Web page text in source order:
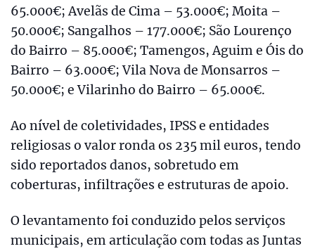
65.000€; Avelãs de Cima – 53.000€; Moita –
50.000€; Sangalhos – 177.000€; São Lourenço
do Bairro – 85.000€; Tamengos, Aguim e Óis do
Bairro – 63.000€; Vila Nova de Monsarros –
50.000€; e Vilarinho do Bairro – 65.000€.
Ao nível de coletividades, IPSS e entidades
religiosas o valor ronda os 235 mil euros, tendo
sido reportados danos, sobretudo em
coberturas, infiltrações e estruturas de apoio.
O levantamento foi conduzido pelos serviços
municipais, em articulação com todas as Juntas